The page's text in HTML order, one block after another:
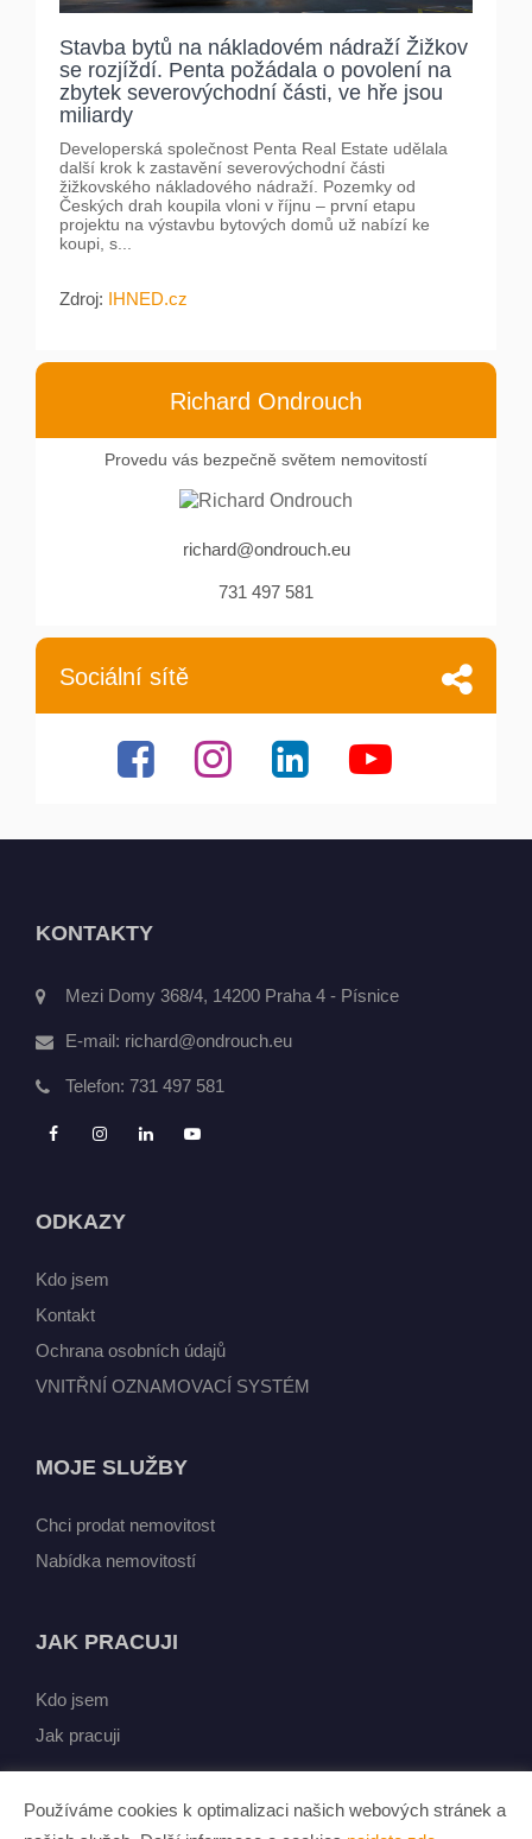
Stavba bytů na nákladovém nádraží Žižkov
se rozjíždí. Penta požádala o povolení na
zbytek severovýchodní části, ve hře jsou
miliardy
Developerská společnost Penta Real Estate udělala
další krok k zastavění severovýchodní části
žižkovského nákladového nádraží. Pozemky od
Českých drah koupila vloni v říjnu – první etapu
projektu na výstavbu bytových domů už nabízí ke
koupi, s...
Zdroj: IHNED.cz
Richard Ondrouch
Provedu vás bezpečně světem nemovitostí
richard@ondrouch.eu
731 497 581
Sociální sítě
KONTAKTY
Mezi Domy 368/4, 14200 Praha 4 - Písnice
E-mail: richard@ondrouch.eu
Telefon: 731 497 581
ODKAZY
Kdo jsem
Kontakt
Ochrana osobních údajů
VNITŘNÍ OZNAMOVACÍ SYSTÉM
MOJE SLUŽBY
Chci prodat nemovitost
Nabídka nemovitostí
JAK PRACUJI
Kdo jsem
Jak pracuji
Používáme cookies k optimalizaci našich webových stránek a